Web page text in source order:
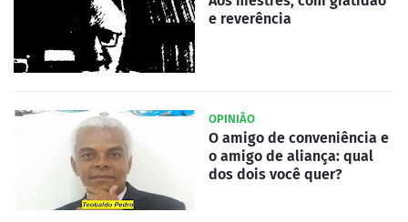
e reverência
OPINIÃO
O amigo de conveniência e
o amigo de aliança: qual
dos dois você quer?